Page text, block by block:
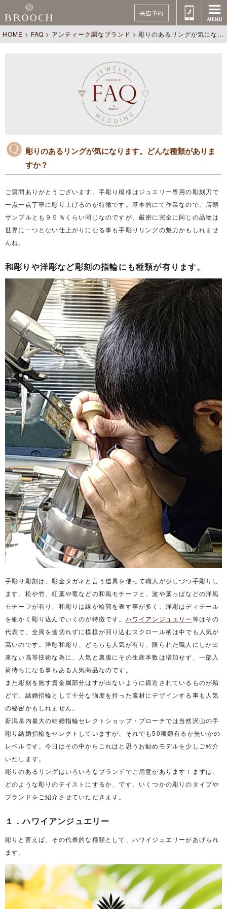
来店予約
HOME > FAQ > アンティーク調なブランド >彫りのあるリングが気になります。どんな種類がありますか？
彫りのあるリングが気になります。どんな種類がありま
すか？
ご質問ありがとうございます。手彫り模様はジュエリー専用の彫刻刀で
一点一点丁寧に彫り上げるのが特徴です。基本的にて作業なので、店頭
サンプルとも９５％くらい同じなのですが、厳密に完全に同じの品物は
世界に一つとない仕上がりになる事も手彫りリングの魅力かもしれませ
んね。
和彫りや洋彫など彫刻の指輪にも種類が有ります。
手彫り彫刻は、彫金タガネと言う道具を使って職人が少しづつ手彫りし
ます。松や竹、紅葉や竜などの和風モチーフと、波や葉っぱなどの洋風
モチーフが有り、和彫りは線が輪郭を表す事が多く、洋彫はディテール
を細かく彫り込んでいくのが特徴です。 ハワイアンジュエリー等はその
代表で、全周を途切れずに模様が回り込むスクロール柄は中でも人気が
高いのです。洋彫和彫り、どちらも人気が有り、限られた職人にしか出
来ない高等技術な為に、人気と裏腹にその生産本数は増加せず、一部入
荷待ちになる事もある人気商品なのです。
また彫刻を施す貴金属部分はすが出ないように鍛造されているものが殆
どで、結婚指輪として十分な強度を持った素材にデザインする事も人気
の秘密かもしれません。
新潟県内最大の結婚指輪セレクトショップ・ブローチでは当然沢山の手
彫り結婚指輪をセレクトしていますが、それでも50種類有るか無いかの
レベルです。今日はその中からこれはと思うお勧めモデルを少しご紹介
いたします。
彫りのあるリングはいろいろなブランドでご用意があります！まずは、
どのような彫りのテイストにするか、です。いくつかの彫りのタイプや
ブランドをご紹介させていただきます。
１．ハワイアンジュエリー
彫りと言えば、その代表的な種類として、ハワイジュエリーがあげられ
ます。